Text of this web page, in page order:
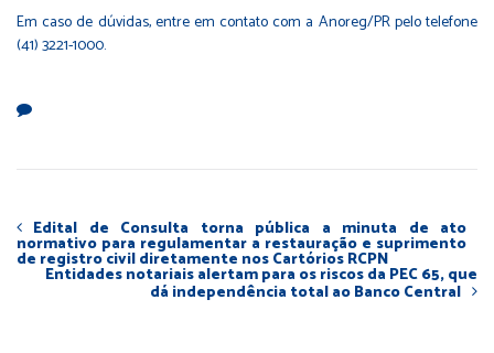
Em caso de dúvidas, entre em contato com a Anoreg/PR pelo telefone
(41) 3221-1000.
Edital de Consulta torna pública a minuta de ato
normativo para regulamentar a restauração e suprimento
de registro civil diretamente nos Cartórios RCPN
Entidades notariais alertam para os riscos da PEC 65, que
dá independência total ao Banco Central